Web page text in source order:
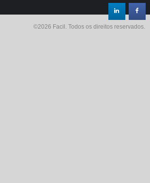
©2026 Facil. Todos os direitos reservados.